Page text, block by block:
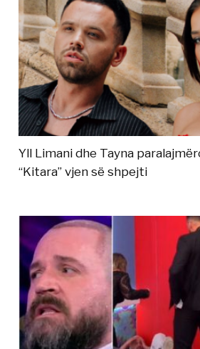
Yll Limani dhe Tayna
“Kitara” vjen së shpejti